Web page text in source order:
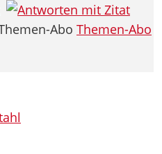
Themen-Abo